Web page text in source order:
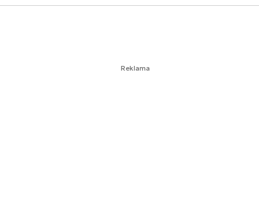
Reklama